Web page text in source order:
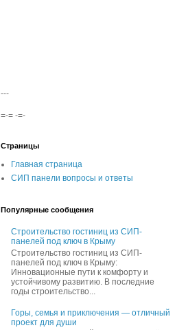
---
=-= -=-
Страницы
Главная страница
СИП панели вопросы и ответы
Популярные сообщения
Строительство гостиниц из СИП-
панелей под ключ в Крыму
Строительство гостиниц из СИП-
панелей под ключ в Крыму:
Инновационные пути к комфорту и
устойчивому развитию. В последние
годы строительство...
Горы, семья и приключения — отличный
проект для души